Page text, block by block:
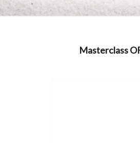
Masterclass